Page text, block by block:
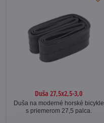
Duša 27,5x2,5-3,0
Duša na moderné horské bicykle
s priemerom 27,5 palca.